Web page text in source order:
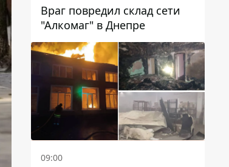
Враг повредил склад сети
"Алкомаг" в Днепре
09:00